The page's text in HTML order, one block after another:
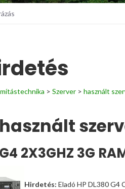
> Szerver > használt
2X3GHZ 3G
Hirdetés: Eladó HP DL380 G4